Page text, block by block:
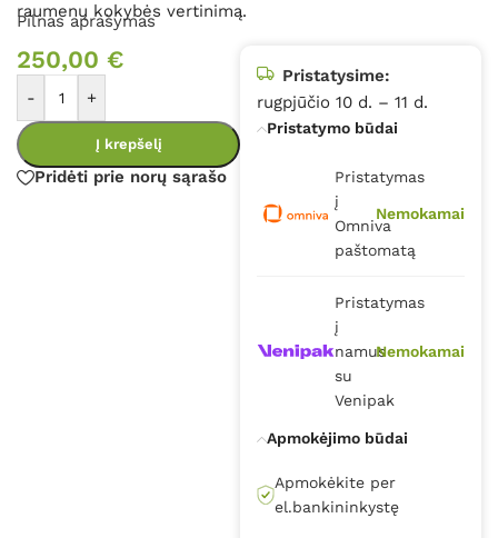
raumenų kokybės vertinimą.
Pilnas aprašymas
250,00 €
- +
Į krepšelį
Pridėti prie norų sąrašo
Pristatysime:
rugpjūčio 10 d. – 11 d.
Pristatymo būdai
Pristatymas
į
Omniva
paštomatą
Nemokamai
Pristatymas
į
namus
su
Venipak
Nemokamai
Apmokėjimo būdai
Apmokėkite per
el.bankininkystę